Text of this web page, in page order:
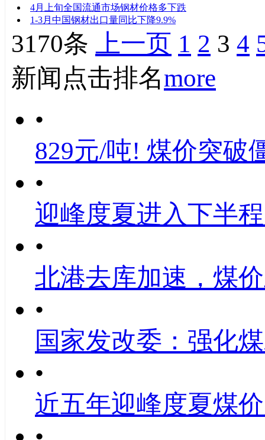
4月上旬全国流通市场钢材价格多下跌
1-3月中国钢材出口量同比下降9.9%
3170条 上一页 1 2 3 4
新闻点击排名more
•
829元/吨! 煤价突破
•
迎峰度夏进入下半
•
北港去库加速，煤
•
国家发改委：强化
•
近五年迎峰度夏煤